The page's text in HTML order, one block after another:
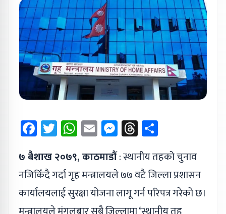
Facebook
Twitter
WhatsApp
EmailMessenger
Threads
७ बैशाख २०७९, काठमाडौं: स्थानीय तहको चुनाव
नजिकिँदै गर्दा गृह मन्त्रालयले ७७ वटै जिल्ला प्रशासन
कार्यालयलाई सुरक्षा योजना लागू गर्न परिपत्र गरेको छ।